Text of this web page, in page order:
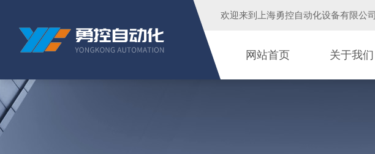
欢迎来到 上海勇控自动化设备有限公司
网站首页 关于我们